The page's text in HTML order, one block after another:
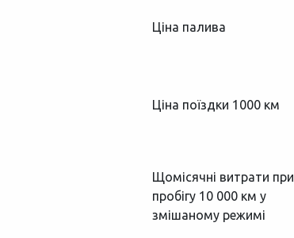
Ціна палива
Ціна поїздки 1000 км
Щомісячні витрати при
пробігу 10 000 км у
змішаному режимі